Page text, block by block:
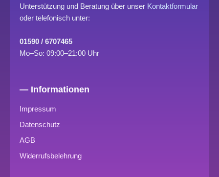
Unterstützung und Beratung über unser Kontaktformular
oder telefonisch unter:
01590 / 6707465
Mo–So: 09:00–21:00 Uhr
— Informationen
Impressum
Datenschutz
AGB
Widerrufsbelehrung